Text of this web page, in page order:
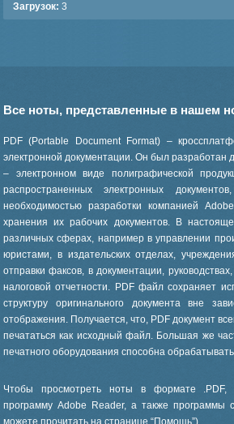
Загрузок: 3
Все ноты, представленные в нашем
PDF (Portable Document Format) –
электронной документации. Он был разработан
– электронном виде полиграфической
распространенных электронных
необходимостью разработки компанией
хранения их рабочих документов. В
различных сферах, например в управлении
юристами, в издательских отделах,
отправки факсов, в документации,
налоговой отчетности. PDF файл сохраняет
структуру оригинального документа вне
отображения. Получается, что, PDF документ
печататься как исходный файл. Большая же
печатного оборудования способна
Чтобы просмотреть ноты в формате .PDF,
программу Adobe Reader, а также программы
можете прочитать на странице “Помощь”).